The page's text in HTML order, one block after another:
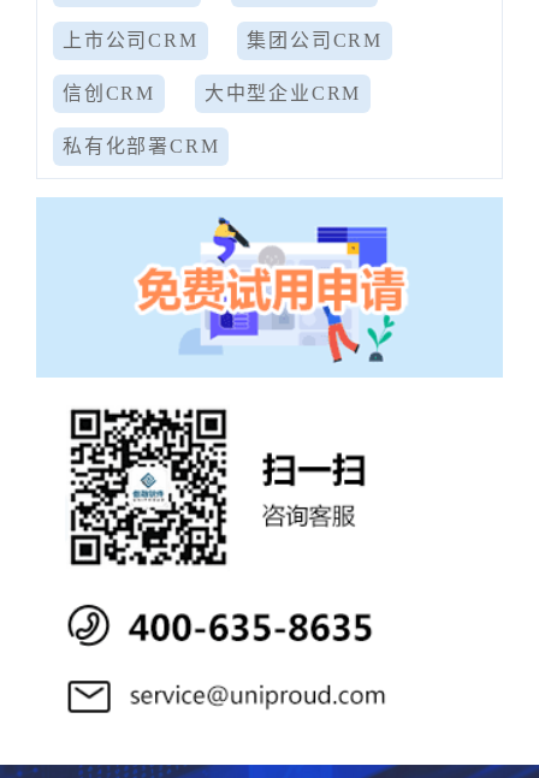
上市公司CRM 集团公司CRM
信创CRM 大中型企业CRM
私有化部署CRM